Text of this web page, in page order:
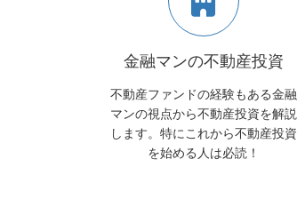
金融マンの不動産投資
不動産ファンドの経験もある金融
マンの視点から不動産投資を解説
します。特にこれから不動産投資
を始める人は必読！